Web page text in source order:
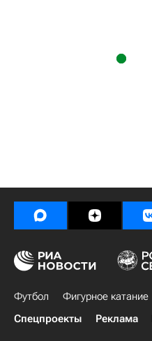
Футбол Фигурное катание
Спецпроекты
Реклама